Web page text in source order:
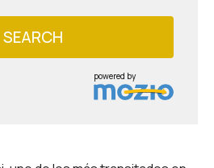
SEARCH
powered by